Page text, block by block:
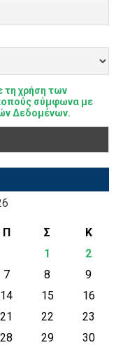
χρήση των
σύμφωνα με
Δεδομένων.
Π Σ
Κ
1
2
7 8
9
14 15
16
21 22
23
28 29
30